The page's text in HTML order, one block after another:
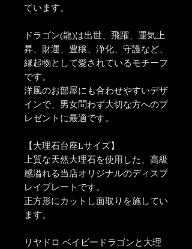
ています。
ドラゴン(龍)は出世、飛躍、運気上
昇、財運、豊穣、浄化、守護など、
縁起物として愛されているモチーフ
です。
洋風のお部屋にも合わせやすいデザ
インで、男女問わず大切な方へのプ
レゼントに最適です。
【大理石台座Lサイズ】
上質な天然大理石を使用した、高級
感溢れる当店オリジナルのディスプ
レイプレートです。
正方形にカットし面取りを施してい
ます。
リヤドロ ベイビードラゴンと大理